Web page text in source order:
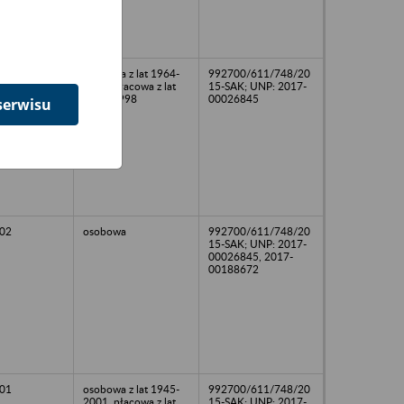
osobowa z lat 1964-
2000, płacowa z lat
1965-1998
992700/611/748/20
15-SAK; UNP: 2017-
00026845
osobowa
992700/611/748/20
15-SAK; UNP: 2017-
00026845, 2017-
00188672
osobowa z lat 1945-
992700/611/748/20